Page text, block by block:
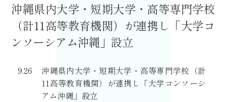
沖縄県内大学・短期大学・高等専門学校
（計11高等教育機関）が連携し「大学コ
ンソーシアム沖縄」設立
9.26
沖縄県内大学・短期大学・高等専門学校（計
11高等教育機関）が連携し「大学コンソーシ
アム沖縄」設立